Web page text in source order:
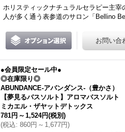
ホリスティックナチュラルセラピー主
人が多く通う表参道のサロン「Bellino
●会員限定セール中●
◎在庫限り◎
ABUNDANCE-アバンダンス-（豊かさ）
【夢見るバスソルト】アロマバスソルト
ミカエル・ザヤットデトックス
781円 ～ 1,524円(税別)
(税込: 860円 ～ 1,677円)